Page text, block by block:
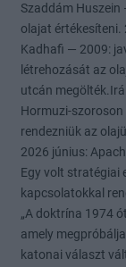
Szaddám
olajat
Kadhafi — 2009:
létrehozását az
utcán
Hormuzi-szoroson
rendezniük az
2026 június:
Egy volt stratégiai
kapcsolatokkal
„A doktrína 1974
amely
katonai választ